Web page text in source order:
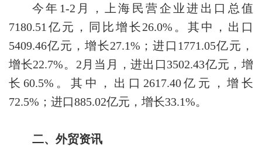
今年1-2月，上海民营企业进出口总值
7180.51亿元，同比增长26.0%。其中，出口
5409.46亿元，增长27.1%；进口1771.05亿元，
增长22.7%。2月当月，进出口3502.43亿元，增
长60.5%。其中，出口2617.40亿元，增长
72.5%；进口885.02亿元，增长33.1%。
二、外贸资讯